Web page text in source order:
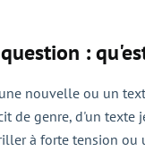
:
nouvelle ou un
de genre, d'un
à forte tension